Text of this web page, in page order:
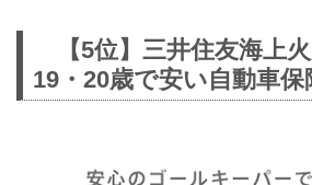
【5位】三井住友海上火
19・20歳で安い自動車保